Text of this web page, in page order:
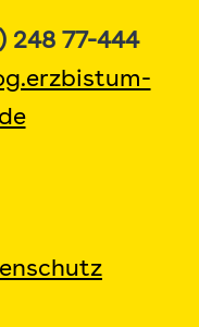
248 77-444